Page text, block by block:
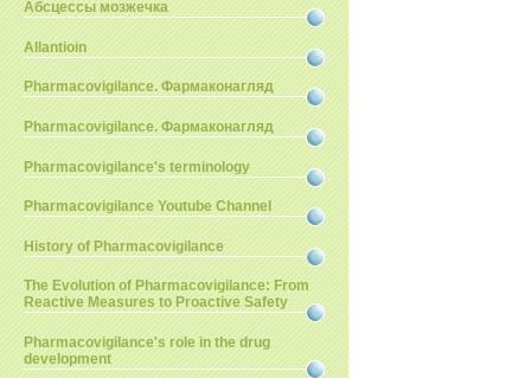
Абсцессы мозжечка
Allantioin
Pharmacovigilance. Фармаконагляд
Pharmacovigilance. Фармаконагляд
Pharmacovigilance's terminology
Pharmacovigilance Youtube Channel
History of Pharmacovigilance
The Evolution of Pharmacovigilance: From
Reactive Measures to Proactive Safety
Pharmacovigilance's role in the drug
development